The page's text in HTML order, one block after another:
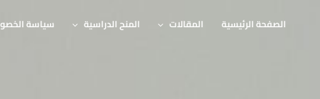
الصفحة الرئيسية المقالات المنح الدراسية سياسة